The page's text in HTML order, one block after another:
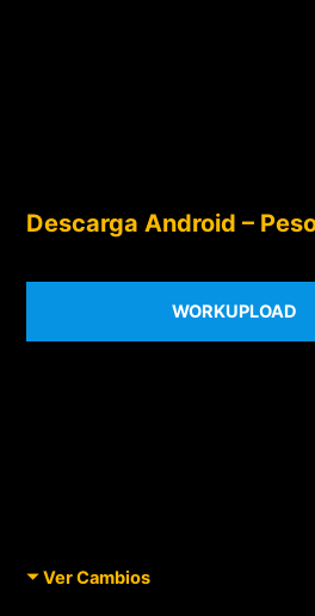
Descarga Android –
WORKUPLOAD
Ver Cambios